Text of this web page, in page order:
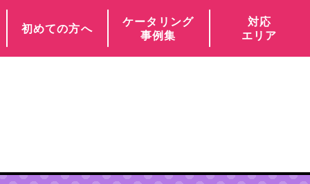
初めての方へ
ケータリング
事例集
対応
エリア